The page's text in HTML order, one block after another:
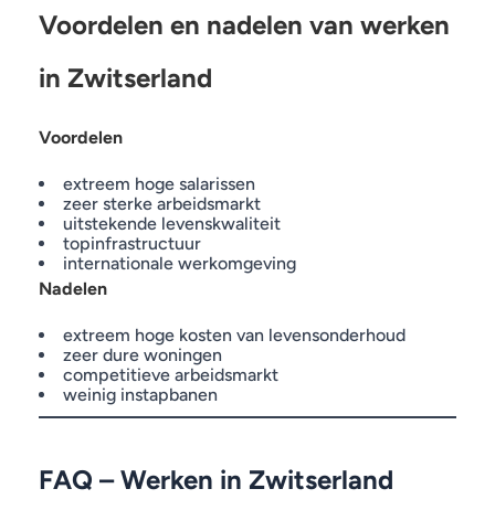
Voordelen en nadelen van werken
in Zwitserland
Voordelen
extreem hoge salarissen
zeer sterke arbeidsmarkt
uitstekende levenskwaliteit
topinfrastructuur
internationale werkomgeving
Nadelen
extreem hoge kosten van levensonderhoud
zeer dure woningen
competitieve arbeidsmarkt
weinig instapbanen
FAQ – Werken in Zwitserland